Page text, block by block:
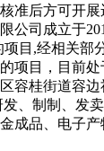
准后方可开
公司成立于
目,经相关部
项目，目前
容桂街道容
、制制、发
成品、电子